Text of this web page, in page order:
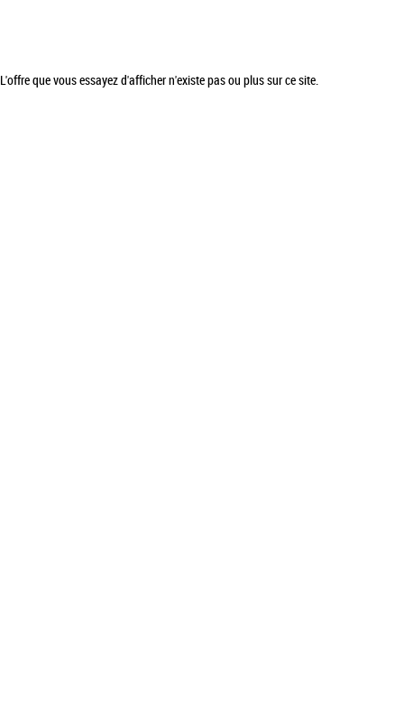
L'offre que vous essayez d'afficher n'existe pas ou plus sur ce site.